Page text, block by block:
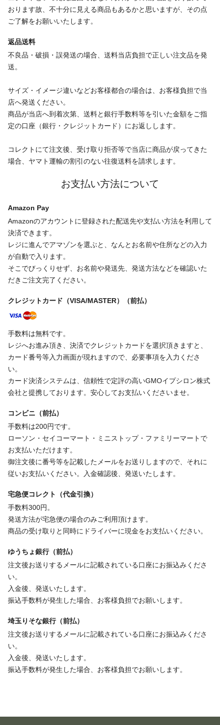
おります故、不十分に見える商品もあるかと思いますが、その点
ご了解をお願いいたします。
返品送料
不良品・破損・誤発送の場合、送料当店負担で正しい注文品を発
送。
サイズ・イメージ違いなどお客様都合の場合は、お客様負担で当
店へ発送ください。
商品が当店へ到着次第、送料と銀行手数料等を引いた金額をご指
定の口座（銀行・クレジットカード）にお返しします。
コレクトにて注文後、受け取り拒否等で当店に商品が戻ってきた
場合、ヤマト運輸の割引のない往復送料を請求します。
お支払い方法について
Amazon Pay
Amazonのアカウントに登録された配送先や支払い方法を利用して
決済できます。
レジに進んでアマゾンを選ぶと、なんとお名前や住所などの入力
が自動で入ります。
そこでびっくりせず、お名前や発送先、発送方法などを確認いた
だきご注文完了ください。
クレジットカード（VISA/MASTER）（前払）
手数料は無料です。
レジへお進み頂き、決済でクレジットカードを選択頂きますと、
カード番号等入力画面が現れますので、必要事項を入力くださ
い。
カード決済システムは、信頼性で定評の高いGMOイプシロン株式
会社と提携しております。安心してお支払いくださいませ。
コンビニ（前払）
手数料は200円です。
ローソン・セイコーマート・ミニストップ・ファミリーマートで
お支払いただけます。
御注文後に番号等を記載したメールをお送りしますので、それに
従いお支払いください。入金確認後、発送いたします。
宅急便コレクト（代金引換）
手数料300円。
発送方法が宅急便の場合のみご利用頂けます。
商品の受け取りと同時にドライバーに現金をお支払いください。
ゆうちょ銀行（前払）
注文後お送りするメールに記載されている口座にお振込みくださ
い。
入金後、発送いたします。
振込手数料が発生した場合、お客様負担でお願いします。
埼玉りそな銀行（前払）
注文後お送りするメールに記載されている口座にお振込みくださ
い。
入金後、発送いたします。
振込手数料が発生した場合、お客様負担でお願いします。